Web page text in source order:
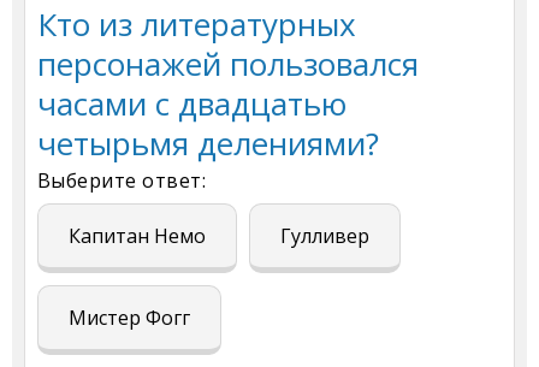
Кто из литературных
персонажей пользовался
часами с двадцатью
четырьмя делениями?
Выберите ответ:
Капитан Немо Гулливер
Мистер Фогг